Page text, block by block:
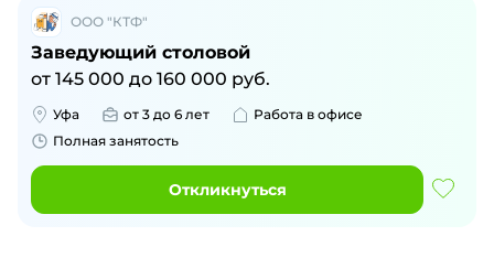
ООО "КТФ"
Заведующий столовой
от 145 000 до 160 000 руб.
Уфа от 3 до 6 лет
Работа в офисе
Полная занятость
Откликнуться